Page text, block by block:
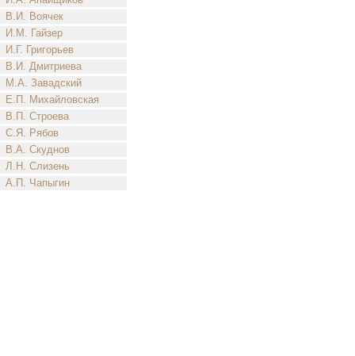
В.И. Воячек
И.М. Гайзер
И.Г. Григорьев
В.И. Дмитриева
М.А. Завадский
Е.П. Михайловская
В.П. Строева
С.Я. Рябов
В.А. Скуднов
Л.Н. Слизень
А.П. Чапыгин